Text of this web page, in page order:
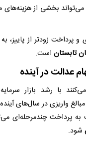
می‌تواند بخشی از هزینه‌های
و پرداخت زودتر از پاییز،
تابستان است.
عدالت در آینده
با رشد بازار
واریزی در سال‌های
به پرداخت چندمرحله‌ای
شود.